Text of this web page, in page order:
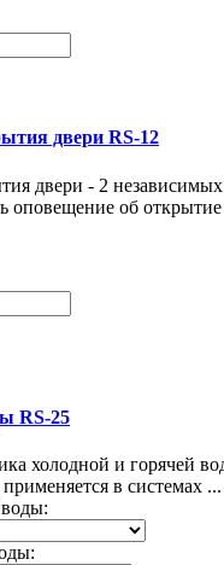
двери RS-12
двери - 2
оповещение об открытие
RS-25
холодной и горячей
в системах ...